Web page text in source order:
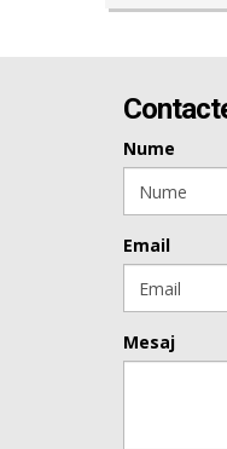
Nume
Email
Mesaj